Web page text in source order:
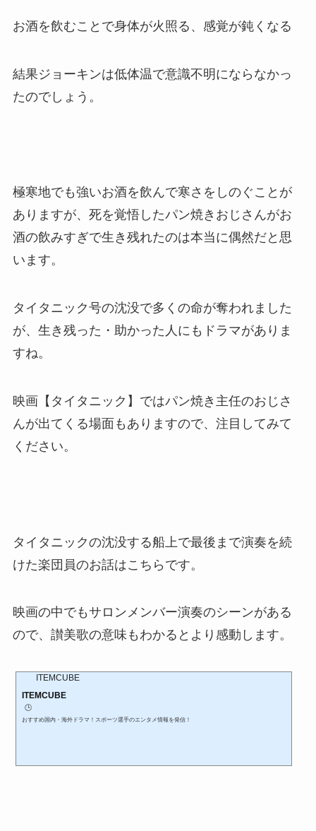
お酒を飲むことで身体が火照る、感覚が鈍くなる
結果ジョーキンは低体温で意識不明にならなかっ
たのでしょう。
極寒地でも強いお酒を飲んで寒さをしのぐことが
ありますが、死を覚悟したパン焼きおじさんがお
酒の飲みすぎで生き残れたのは本当に偶然だと思
います。
タイタニック号の沈没で多くの命が奪われました
が、生き残った・助かった人にもドラマがありま
すね。
映画【タイタニック】ではパン焼き主任のおじさ
んが出てくる場面もありますので、注目してみて
ください。
タイタニックの沈没する船上で最後まで演奏を続
けた楽団員のお話はこちらです。
映画の中でもサロンメンバー演奏のシーンがある
ので、讃美歌の意味もわかるとより感動します。
ITEMCUBE
ITEMCUBE
🕒️
おすすめ国内・海外ドラマ！スポーツ選手のエンタメ情報を発信！